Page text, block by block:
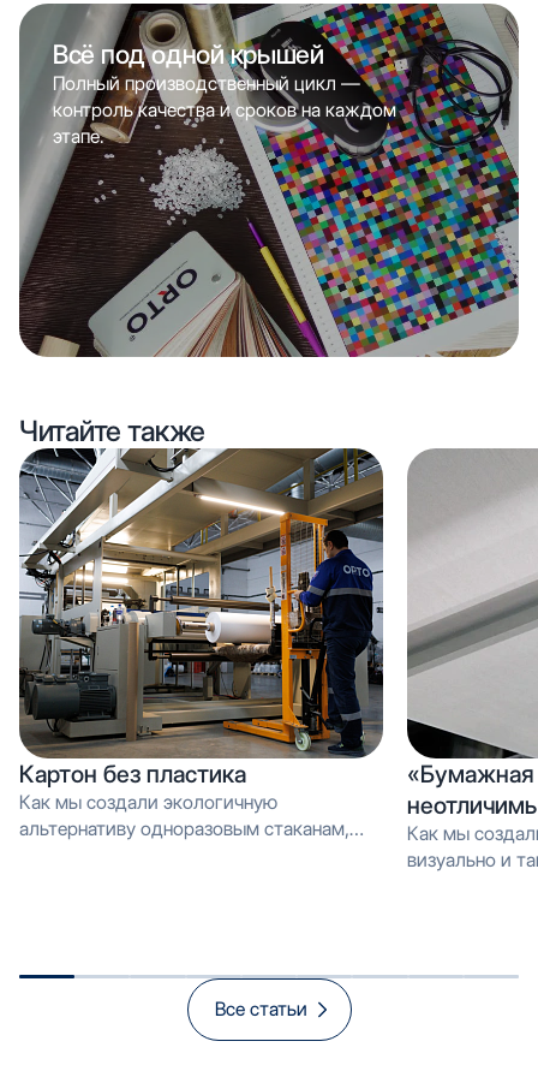
Всё под одной крышей
Полный производственный цикл —
контроль качества и сроков на каждом
этапе.
Читайте также
Картон без пластика
Как мы создали экологичную
альтернативу одноразовым стаканам,
«Бумажная
Как мы
визуально и тактильно неотличимое от
Все статьи